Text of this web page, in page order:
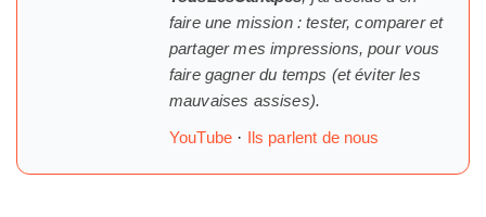
faire une mission : tester, comparer et
partager mes impressions, pour vous
faire gagner du temps (et éviter les
mauvaises assises).
YouTube · Ils parlent de nous